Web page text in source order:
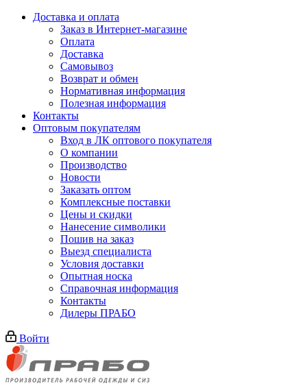
Доставка и оплата
Заказ в Интернет-магазине
Оплата
Доставка
Самовывоз
Возврат и обмен
Нормативная информация
Полезная информация
Контакты
Оптовым покупателям
Вход в ЛК оптового покупателя
О компании
Производство
Новости
Заказать оптом
Комплексные поставки
Цены и скидки
Нанесение символики
Пошив на заказ
Выезд специалиста
Условия доставки
Опытная носка
Справочная информация
Контакты
Дилеры ПРАБО
Войти